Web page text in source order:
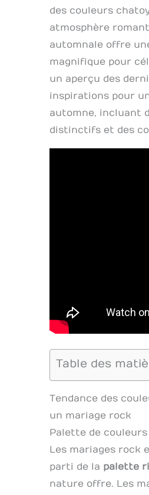
des couleurs
atmosphère
automnale offre
magnifique pour
un aperçu des
inspirations pour
automne, incluant
distinctifs et des
Table des
Tendance des
un mariage rock
Palette de
Les mariages rock
parti de la palette
nature offre. Les